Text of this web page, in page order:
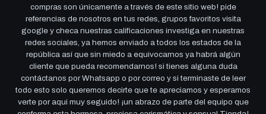
compras son únicamente a través de este sitio web! pide
referencias de nosotros en tus redes, grupos favoritos visita
google y checa nuestras calificaciones investiga en nuestras
redes sociales, ya hemos enviado a todos los estados de la
república así que sin miedo a equivocarnos ya habrá algún
cliente que pueda recomendarnos! si tienes alguna duda
contáctanos por Whatsapp o por correo y si terminaste de leer
todo esto solo queremos decirte que te apreciamos y esperamos
verte por aqui muy seguido! ¡un abrazo de parte del equipo que